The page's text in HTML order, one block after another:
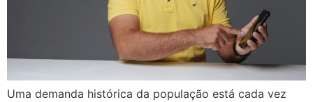
Uma demanda histórica da população está cada vez